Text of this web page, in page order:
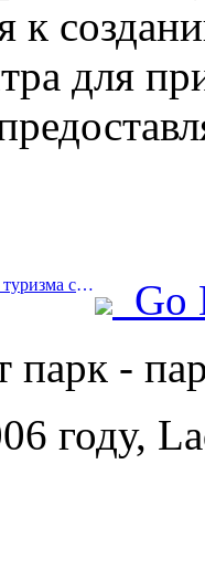
к
для
Prev:Министерство культуры и туризма сообщило, что в 2025 году 16 994 достопримечательности категории А посетили 7,51 миллиарда человек, что принесло доход от туризма в размере 554,49 миллиарда юаней.
Go
парк -
году,